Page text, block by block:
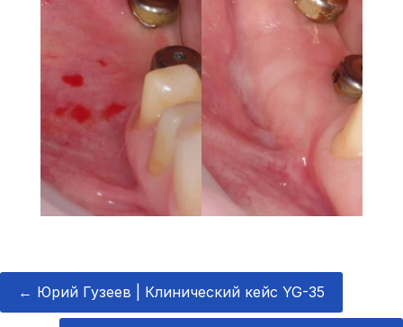
← Юрий Гузеев | Клинический кейс YG-35